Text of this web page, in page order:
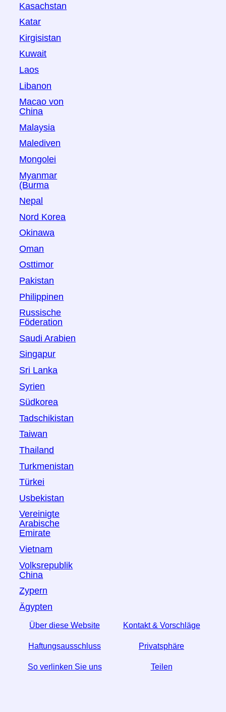
Kasachstan
Katar
Kirgisistan
Kuwait
Laos
Libanon
Macao von
China
Malaysia
Malediven
Mongolei
Myanmar
(Burma
Nepal
Nord Korea
Okinawa
Oman
Osttimor
Pakistan
Philippinen
Russische
Föderation
Saudi Arabien
Singapur
Sri Lanka
Syrien
Südkorea
Tadschikistan
Taiwan
Thailand
Turkmenistan
Türkei
Usbekistan
Vereinigte
Arabische
Emirate
Vietnam
Volksrepublik
China
Zypern
Ägypten
Über diese Website Kontakt & Vorschläge
Haftungsausschluss Privatsphäre
So verlinken Sie uns Teilen